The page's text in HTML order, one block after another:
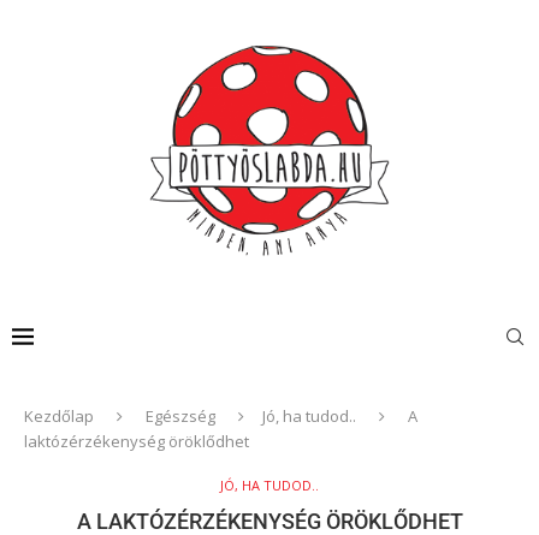
Kezdőlap Egészség Jó, ha tudod..
A
laktózérzékenység öröklődhet
JÓ, HA TUDOD..
A LAKTÓZÉRZÉKENYSÉG ÖRÖKLŐDHET